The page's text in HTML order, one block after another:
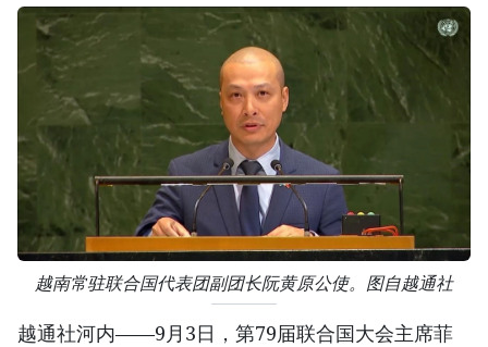
越南常驻联合国代表团副团长阮黄原公使。图自越通社
越通社河内——9月3日，第79届联合国大会主席菲